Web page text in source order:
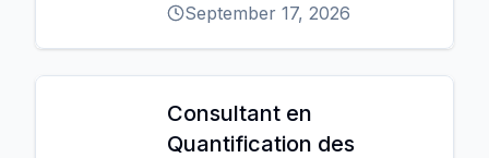
September 17, 2026
Consultant en
Quantification des